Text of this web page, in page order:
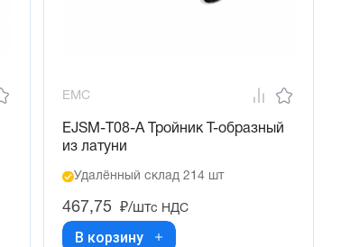
EMC
EJSM-T08-A Тройник Т-образный
из латуни
Удалённый склад 214 шт
467,75 ₽/штс НДС
В корзину